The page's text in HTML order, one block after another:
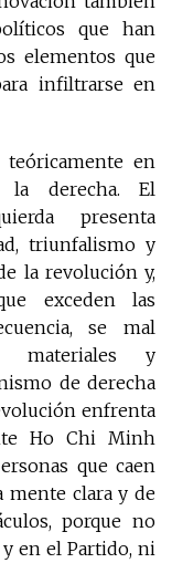
que han
elementos que
infiltrarse en
en
la derecha. El
presenta
triunfalismo y
la revolución y,
exceden las
se mal
materiales y
de derecha
enfrenta
Ho Chi Minh
que caen
mente clara y de
porque no
y en el Partido, ni